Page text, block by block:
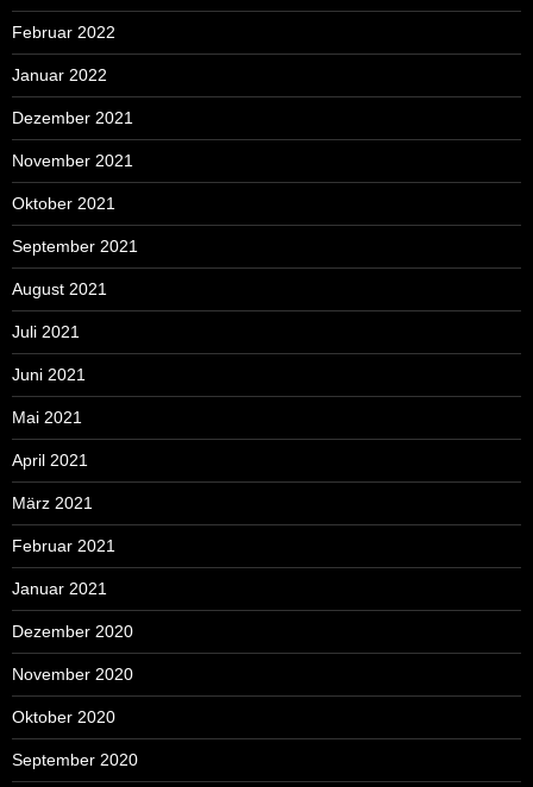
Februar 2022
Januar 2022
Dezember 2021
November 2021
Oktober 2021
September 2021
August 2021
Juli 2021
Juni 2021
Mai 2021
April 2021
März 2021
Februar 2021
Januar 2021
Dezember 2020
November 2020
Oktober 2020
September 2020